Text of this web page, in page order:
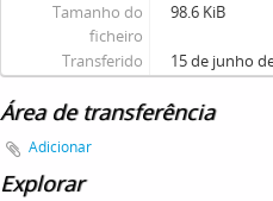
Tamanho do
ficheiro
98.6 KiB
Transferido 15 de junho
Área de transferência
Adicionar
Explorar